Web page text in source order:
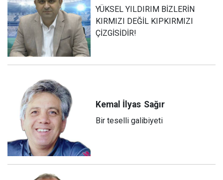
YÜKSEL YILDIRIM BİZLERİN
KIRMIZI DEĞİL KIPKIRMIZI
ÇİZGİSİDİR!
Kemal İlyas Sağır
Bir teselli galibiyeti